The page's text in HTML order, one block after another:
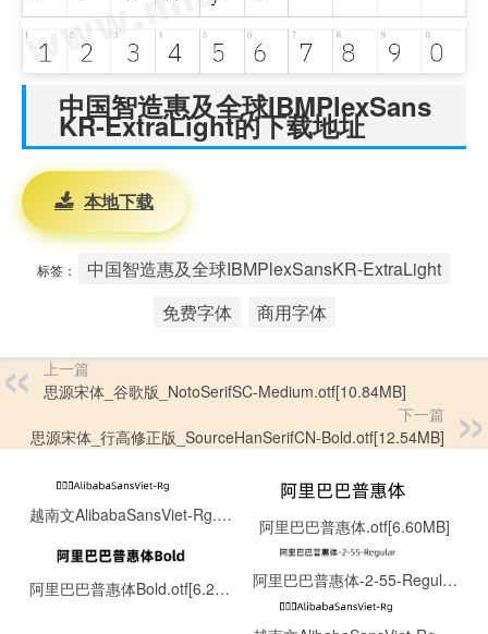
中国智造惠及全球IBMPlexSans
KR-ExtraLight的下载地址
本地下载
标签：
中国智造惠及全球IBMPlexSansKR-ExtraLight
免费字体
商用字体
上一篇
思源宋体_谷歌版_NotoSerifSC-Medium.otf[10.84MB]
下一篇
思源宋体_行高修正版_SourceHanSerifCN-Bold.otf[12.54MB]
越南文AlibabaSansViet-Rg.otf[0.13MB]
阿里巴巴普惠体.otf[6.60MB]
阿里巴巴普惠体Bold.otf[6.22MB] 阿里巴巴普惠体-2-55-Regular.ttf[8.06MB]